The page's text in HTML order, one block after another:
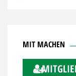
MIT MACHEN